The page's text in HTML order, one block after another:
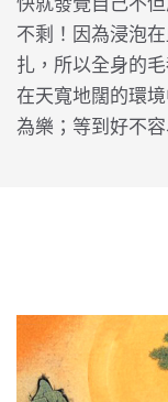
不剩！因為浸泡
扎，所以全身的
在天寬地闊的環
為樂；等到好不